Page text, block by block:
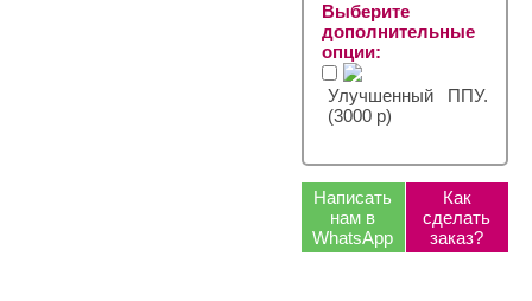
Выберите
дополнительные
опции:
Улучшенный ППУ.
(3000 р)
Написать
нам в
WhatsApp
Как
сделать
заказ?